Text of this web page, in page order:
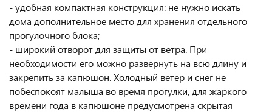
- удобная компактная конструкция: не нужно искать
дома дополнительное место для хранения отдельного
прогулочного блока;
- широкий отворот для защиты от ветра. При
необходимости его можно развернуть на всю длину и
закрепить за капюшон. Холодный ветер и снег не
побеспокоят малыша во время прогулки, для жаркого
времени года в капюшоне предусмотрена скрытая